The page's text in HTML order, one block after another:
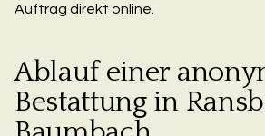
Auftrag direkt online.
Ablauf einer
Bestattung in